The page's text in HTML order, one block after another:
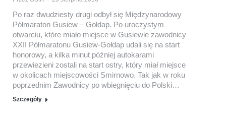
Po raz dwudziesty drugi odbył się Międzynarodowy
Półmaraton Gusiew – Gołdap. Po uroczystym
otwarciu, które miało miejsce w Gusiewie zawodnicy
XXII Półmaratonu Gusiew-Gołdap udali się na start
honorowy, a kilka minut później autokarami
przewiezieni zostali na start ostry, który miał miejsce
w okolicach miejscowości Smirnowo. Tak jak w roku
poprzednim Zawodnicy po wbiegnięciu do Polski…
Szczegóły